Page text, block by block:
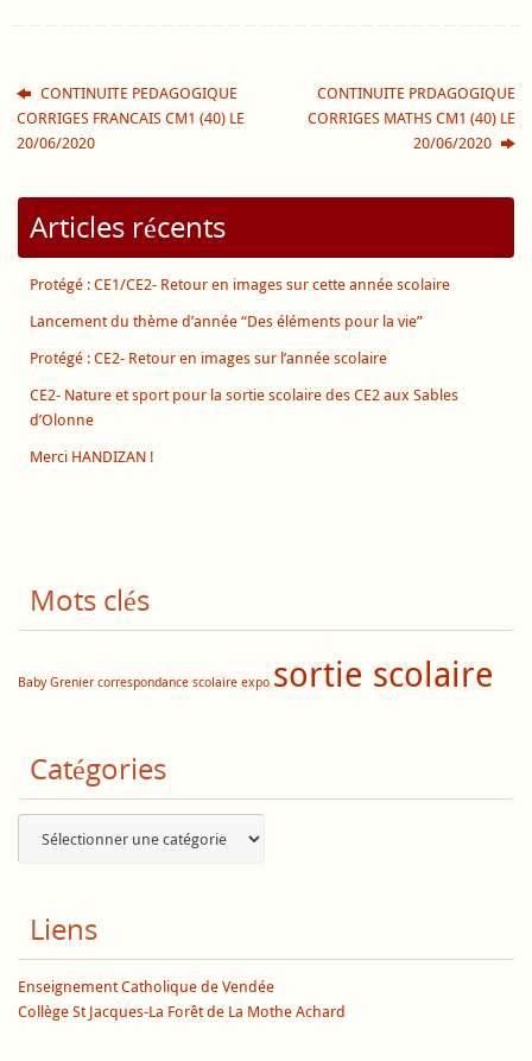
CONTINUITE PEDAGOGIQUE
CORRIGES FRANCAIS CM1 (40) LE
20/06/2020
CONTINUITE PRDAGOGIQUE
CORRIGES MATHS CM1 (40) LE
20/06/2020
Articles récents
Protégé : CE1/CE2- Retour en images sur cette année scolaire
Lancement du thème d’année “Des éléments pour la vie”
Protégé : CE2- Retour en images sur l’année scolaire
CE2- Nature et sport pour la sortie scolaire des CE2 aux Sables
d’Olonne
Merci HANDIZAN !
Mots clés
Baby Grenier correspondance scolaire expo sortie scolaire
Catégories
Liens
Enseignement Catholique de Vendée
Collège St Jacques-La Forêt de La Mothe Achard